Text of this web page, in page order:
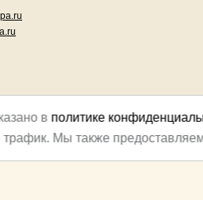
в политике
трафик. Мы также